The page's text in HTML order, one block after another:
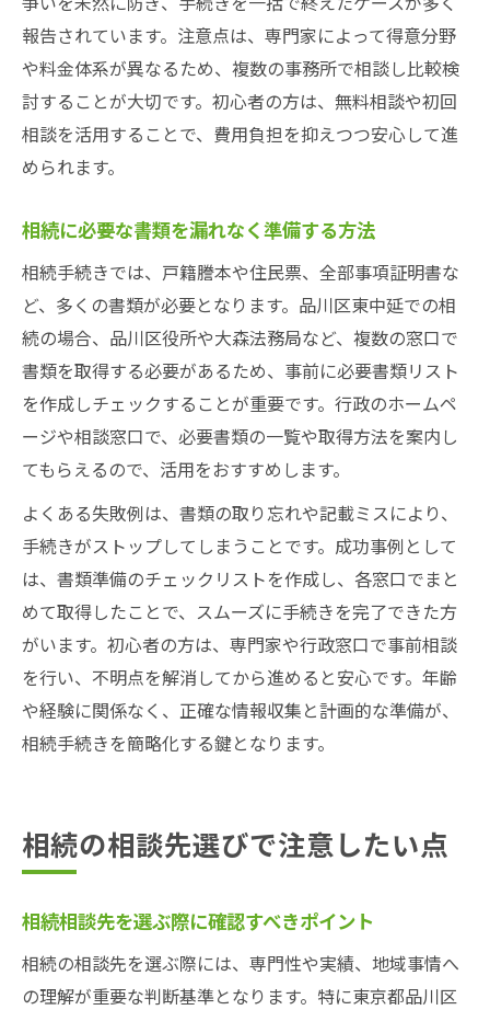
報告されています。注意点は、専門家によって得意分野
や料金体系が異なるため、複数の事務所で相談し比較検
討することが大切です。初心者の方は、無料相談や初回
相談を活用することで、費用負担を抑えつつ安心して進
められます。
相続に必要な書類を漏れなく準備する方法
相続手続きでは、戸籍謄本や住民票、全部事項証明書な
ど、多くの書類が必要となります。品川区東中延での相
続の場合、品川区役所や大森法務局など、複数の窓口で
書類を取得する必要があるため、事前に必要書類リスト
を作成しチェックすることが重要です。行政のホームペ
ージや相談窓口で、必要書類の一覧や取得方法を案内し
てもらえるので、活用をおすすめします。
よくある失敗例は、書類の取り忘れや記載ミスにより、
手続きがストップしてしまうことです。成功事例として
は、書類準備のチェックリストを作成し、各窓口でまと
めて取得したことで、スムーズに手続きを完了できた方
がいます。初心者の方は、専門家や行政窓口で事前相談
を行い、不明点を解消してから進めると安心です。年齢
や経験に関係なく、正確な情報収集と計画的な準備が、
相続手続きを簡略化する鍵となります。
相続の相談先選びで注意したい点
相続相談先を選ぶ際に確認すべきポイント
相続の相談先を選ぶ際には、専門性や実績、地域事情へ
の理解が重要な判断基準となります。特に東京都品川区